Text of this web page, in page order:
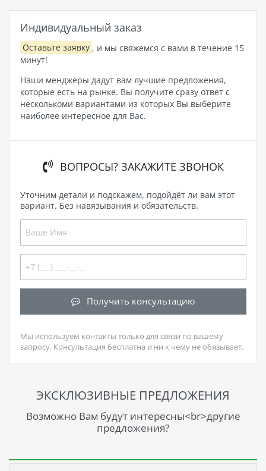
Индивидуальный заказ
Оставьте заявку , и мы свяжемся с вами в течение 15
минут!
Наши менджеры дадут вам лучшие предложения,
которые есть на рынке. Вы получите сразу ответ с
несколькоми вариантами из которых Вы выберите
наиболее интересное для Вас.
ВОПРОСЫ? ЗАКАЖИТЕ ЗВОНОК
Уточним детали и подскажем, подойдёт ли вам этот
вариант. Без навязывания и обязательств.
Получить консультацию
Мы используем контакты только для связи по вашему
запросу. Консультация бесплатна и ни к чему не обязывает.
ЭКСКЛЮЗИВНЫЕ ПРЕДЛОЖЕНИЯ
Возможно Вам будут интересны<br>другие
предложения?